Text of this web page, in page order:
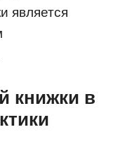
является
книжки в